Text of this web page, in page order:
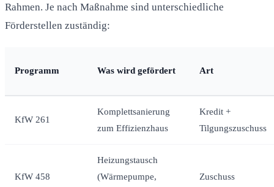
Rahmen. Je nach Maßnahme sind unterschiedliche
Förderstellen zuständig:
Programm Was wird gefördert Art
KfW 261
Komplettsanierung
zum Effizienzhaus
Kredit +
Tilgungszuschuss
KfW 458
Heizungstausch
(Wärmepumpe,
Zuschuss